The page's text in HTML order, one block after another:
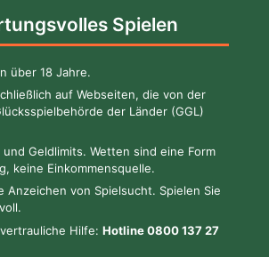
Spielen
über 18 Jahre.
auf Webseiten, die von der
der Länder (GGL)
Geldlimits. Wetten sind eine Form
keine Einkommensquelle.
Anzeichen von Spielsucht. Spielen Sie
Hilfe: Hotline 0800 137 27